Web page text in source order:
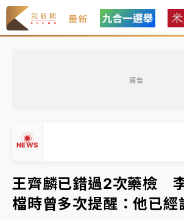
最新
廣告
NEWS
中信慈善基金會想增加董事人數！辜
駁 理由曝光
故宮《龍藏經》特展第2檔！今線上
周六起展出延長至晚上7時
台東農業處長涉圖利渡假村！東檢抗
王齊麟已錯過2次藥檢
檔時曾多次提醒：他已經